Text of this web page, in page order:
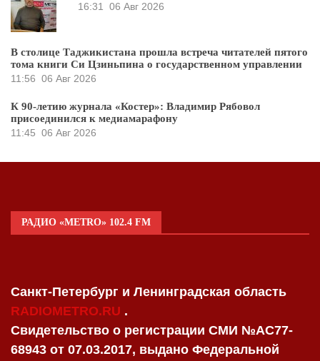
16:31 06 Авг 2026
В столице Таджикистана прошла встреча читателей пятого
тома книги Си Цзиньпина о государственном управлении
11:56 06 Авг 2026
К 90-летию журнала «Костер»: Владимир Рябовол
присоединился к медиамарафону
11:45 06 Авг 2026
РАДИО «METRO» 102.4 FM
Санкт-Петербург и Ленинградская область
RADIOMETRO.RU .
Свидетельство о регистрации СМИ №AC77-
68943 от 07.03.2017, выдано Федеральной